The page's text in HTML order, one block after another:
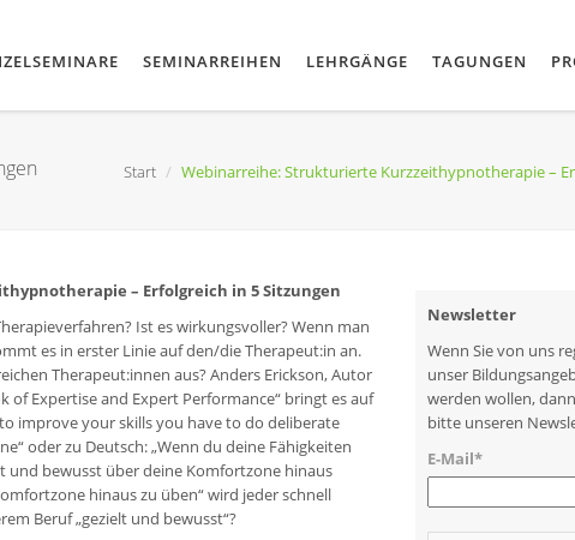
SEMINARREIHEN LEHRGÄNGE TAGUNGEN
Start Webinarreihe: Strukturierte Kurzzeithypnotherapie –
– Erfolgreich in 5 Sitzungen
Ist es wirkungsvoller? Wenn man
es in erster Linie auf den/die Therapeut:in an.
Therapeut:innen aus? Anders Erickson, Autor
of Expertise and Expert Performance“ bringt es auf
improve your skills you have to do deliberate
oder zu Deutsch: „Wenn du deine Fähigkeiten
und bewusst über deine Komfortzone hinaus
hinaus zu üben“ wird jeder schnell
Beruf „gezielt und bewusst“?
Newsletter
Wenn Sie von uns
unser
werden wollen,
bitte unseren
E-Mail*